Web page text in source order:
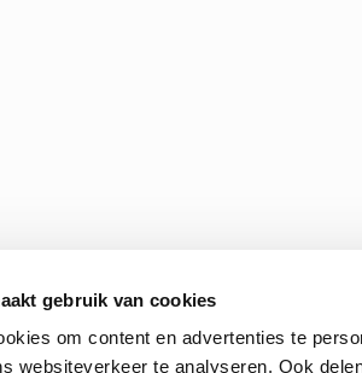
gebruik van cookies
om content en advertenties te
websiteverkeer te analyseren. Ook